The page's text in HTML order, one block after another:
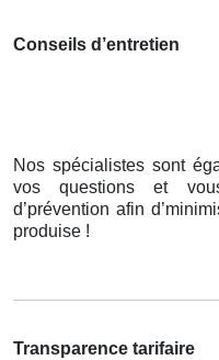
Conseils d’entretien
Nos spécialistes sont
vos questions et
d’prévention afin
produise !
Transparence tarifaire